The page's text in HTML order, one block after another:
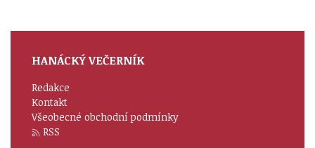
HANÁCKÝ VEČERNÍK
Redakce
Kontakt
Všeobecné obchodní podmínky
RSS